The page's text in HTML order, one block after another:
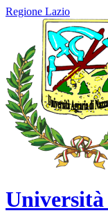
Regione Lazio